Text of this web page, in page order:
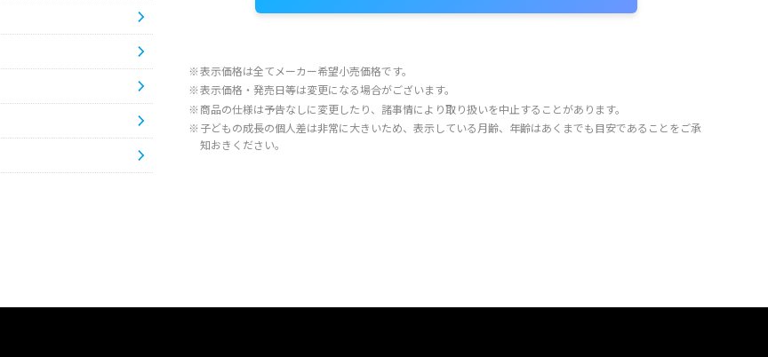
※表示価格は全てメーカー希望小売価格です。
※表示価格・発売日等は変更になる場合がございます。
※商品の仕様は予告なしに変更したり、諸事情により取り扱いを中止することがあります。
※子どもの成長の個人差は非常に大きいため、表示している月齢、年齢はあくまでも目安であることをご承
知おきください。